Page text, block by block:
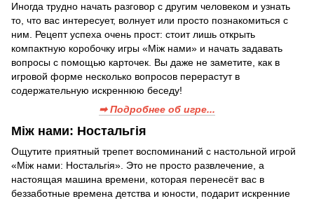
Иногда трудно начать разговор с другим человеком и узнать
то, что вас интересует, волнует или просто познакомиться с
ним. Рецепт успеха очень прост: стоит лишь открыть
компактную коробочку игры «Між нами» и начать задавать
вопросы с помощью карточек. Вы даже не заметите, как в
игровой форме несколько вопросов перерастут в
содержательную искреннюю беседу!
➡ Подробнее об игре...
Між нами: Ностальгія
Ощутите приятный трепет воспоминаний с настольной игрой
«Між нами: Ностальгія». Это не просто развлечение, а
настоящая машина времени, которая перенесёт вас в
беззаботные времена детства и юности, подарит искренние